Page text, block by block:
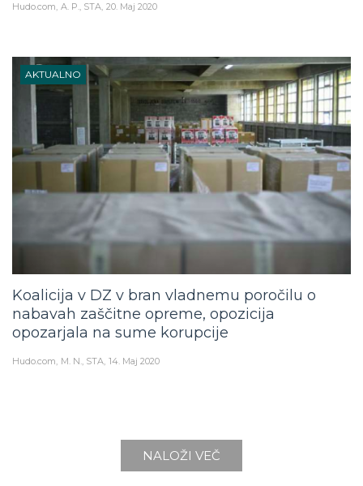
Hudo.com A. P., STA 20. Maj 2020
AKTUALNO
Koalicija v DZ v bran vladnemu poročilu o
nabavah zaščitne opreme, opozicija
opozarjala na sume korupcije
Hudo.com M. N., STA 14. Maj 2020
NALOŽI VEČ